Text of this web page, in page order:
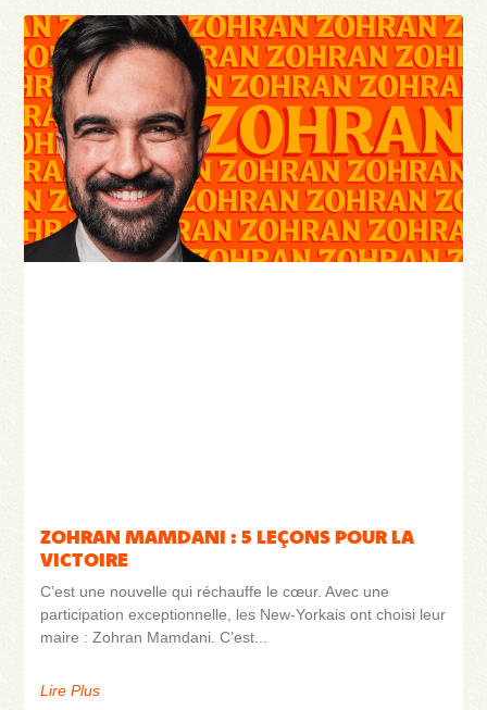
ZOHRAN MAMDANI : 5 LEÇONS POUR LA
VICTOIRE
C’est une nouvelle qui réchauffe le cœur. Avec une
participation exceptionnelle, les New-Yorkais ont choisi leur
maire : Zohran Mamdani. C’est
Lire Plus